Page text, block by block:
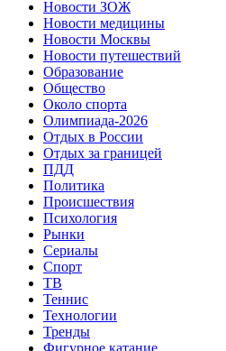
Новости ЗОЖ
Новости медицины
Новости Москвы
Новости путешествий
Образование
Общество
Около спорта
Олимпиада-2026
Отдых в России
Отдых за границей
ПДД
Политика
Происшествия
Психология
Рынки
Сериалы
Спорт
ТВ
Теннис
Технологии
Тренды
Фигурное катание